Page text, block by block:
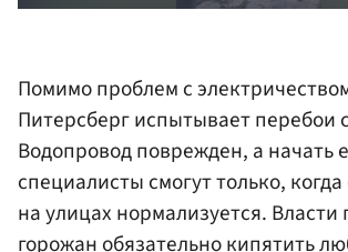
Помимо проблем с
Питерсберг испытывает перебои
Водопровод поврежден, а начать
специалисты смогут только,
на улицах нормализуется. Власти
горожан обязательно кипятить